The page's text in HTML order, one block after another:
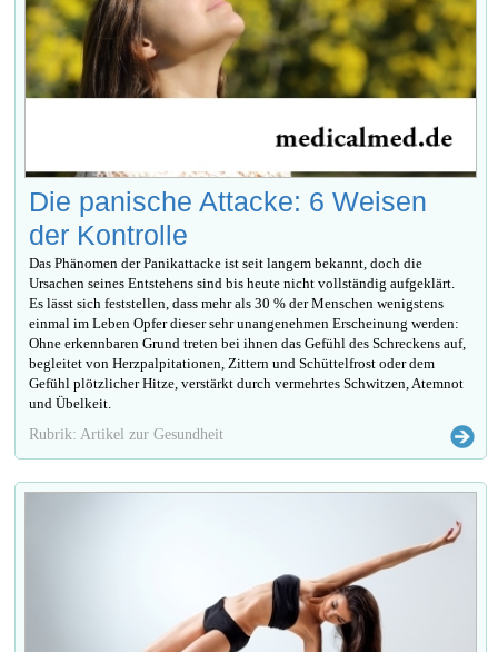
Die panische Attacke: 6 Weisen
der Kontrolle
Das Phänomen der Panikattacke ist seit langem bekannt, doch die
Ursachen seines Entstehens sind bis heute nicht vollständig aufgeklärt.
Es lässt sich feststellen, dass mehr als 30 % der Menschen wenigstens
einmal im Leben Opfer dieser sehr unangenehmen Erscheinung werden:
Ohne erkennbaren Grund treten bei ihnen das Gefühl des Schreckens auf,
begleitet von Herzpalpitationen, Zittern und Schüttelfrost oder dem
Gefühl plötzlicher Hitze, verstärkt durch vermehrtes Schwitzen, Atemnot
und Übelkeit.
Rubrik: Artikel zur Gesundheit